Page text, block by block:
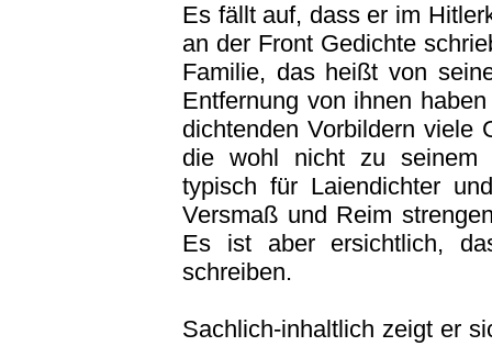
Es fällt auf, dass er im
an der Front Gedichte
Familie, das heißt von
Entfernung von ihnen
dichtenden Vorbildern viele
die wohl nicht zu seinem
typisch für Laiendichter
Versmaß und Reim
Es ist aber ersichtlich,
schreiben.
Sachlich-inhaltlich zeigt er